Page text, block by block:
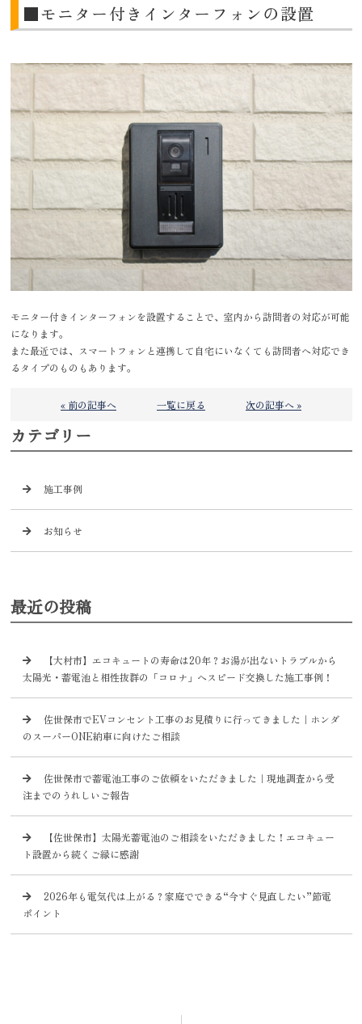
■モニター付きインターフォンの設置
モニター付きインターフォンを設置することで、室内から訪問者の対応が可能
になります。
また最近では、スマートフォンと連携して自宅にいなくても訪問者へ対応でき
るタイプのものもあります。
« 前の記事へ 一覧に戻る 次の記事へ »
カテゴリー
施工事例
お知らせ
最近の投稿
【大村市】エコキュートの寿命は20年？お湯が出ないトラブルから
太陽光・蓄電池と相性抜群の「コロナ」へスピード交換した施工事例！
佐世保市でEVコンセント工事のお見積りに行ってきました｜ホンダ
のスーパーONE納車に向けたご相談
佐世保市で蓄電池工事のご依頼をいただきました｜現地調査から受
注までのうれしいご報告
【佐世保市】太陽光蓄電池のご相談をいただきました！エコキュー
ト設置から続くご縁に感謝
2026年も電気代は上がる？家庭でできる“今すぐ見直したい”節電
ポイント